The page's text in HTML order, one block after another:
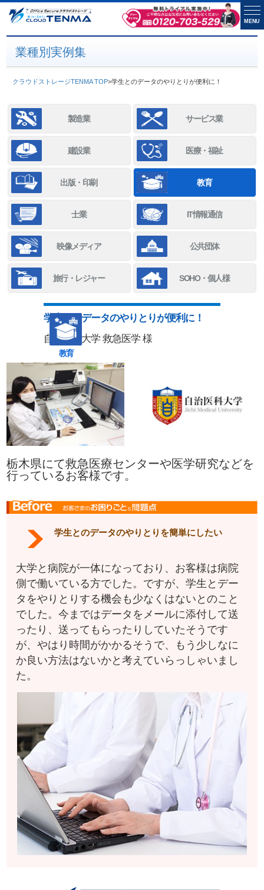
業種別実例集
クラウドストレージTENMA TOP>学生とのデータのやりとりが便利に！
製造業 サービス業
建設業 医療・福祉
出版・印刷 教育
士業 IT情報通信
映像メディア 公共団体
旅行・レジャー SOHO・個人様
教育
学生とのデータのやりとりが便利に！
自治医科大学 救急医学 様
栃木県にて救急医療センターや医学研究などを
行っているお客様です。
学生とのデータのやりとりを簡単にしたい
大学と病院が一体になっており、お客様は病院
側で働いている方でした。ですが、学生とデー
タをやりとりする機会も少なくはないとのこと
でした。今まではデータをメールに添付して送
ったり、送ってもらったりしていたそうです
が、やはり時間がかかるそうで、もう少しなに
か良い方法はないかと考えていらっしゃいまし
た。
MENU